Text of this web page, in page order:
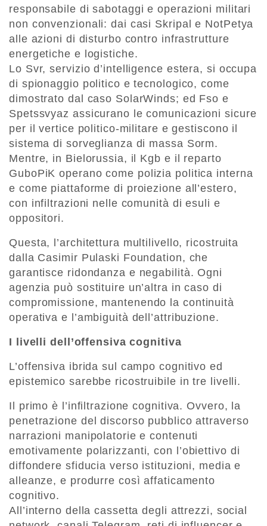
responsabile di sabotaggi e operazioni militari
non convenzionali: dai casi Skripal e NotPetya
alle azioni di disturbo contro infrastrutture
energetiche e logistiche.
Lo Svr, servizio d’intelligence estera, si occupa
di spionaggio politico e tecnologico, come
dimostrato dal caso SolarWinds; ed Fso e
Spetssvyaz assicurano le comunicazioni sicure
per il vertice politico-militare e gestiscono il
sistema di sorveglianza di massa Sorm.
Mentre, in Bielorussia, il Kgb e il reparto
GuboPiK operano come polizia politica interna
e come piattaforme di proiezione all’estero,
con infiltrazioni nelle comunità di esuli e
oppositori.
Questa, l’architettura multilivello, ricostruita
dalla Casimir Pulaski Foundation, che
garantisce ridondanza e negabilità. Ogni
agenzia può sostituire un’altra in caso di
compromissione, mantenendo la continuità
operativa e l’ambiguità dell’attribuzione.
I livelli dell’offensiva cognitiva
L’offensiva ibrida sul campo cognitivo ed
epistemico sarebbe ricostruibile in tre livelli.
Il primo è l’infiltrazione cognitiva. Ovvero, la
penetrazione del discorso pubblico attraverso
narrazioni manipolatorie e contenuti
emotivamente polarizzanti, con l’obiettivo di
diffondere sfiducia verso istituzioni, media e
alleanze, e produrre così affaticamento
cognitivo.
All’interno della cassetta degli attrezzi, social